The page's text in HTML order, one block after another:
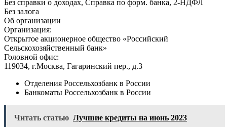
Без справки о доходах, Справка по форм. банка, 2-НДФЛ
Без залога
Об организации
Организация:
Открытое акционерное общество «Российский
Сельскохозяйственный банк»
Головной офис:
119034, г.Москва, Гагаринский пер., д.3
Отделения Россельхозбанк в России
Банкоматы Россельхозбанк в России
Читать статью Лучшие кредиты на июнь 2023